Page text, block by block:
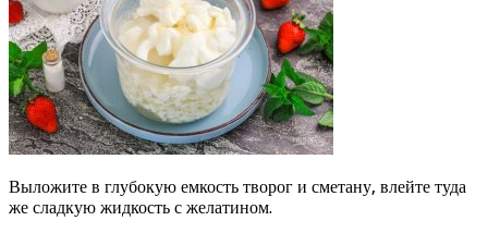
Выложите в глубокую емкость творог и сметану, влейте туда
же сладкую жидкость с желатином.